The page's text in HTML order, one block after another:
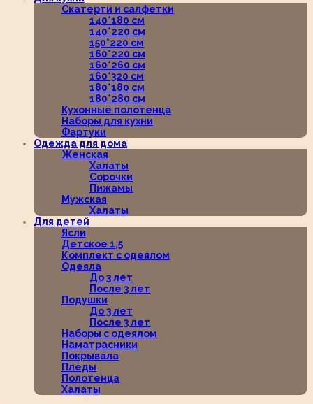
Скатерти и салфетки
140*180 см
140*220 см
150*220 см
160*220 см
160*260 см
160*320 см
180*180 см
180*280 см
Кухонные полотенца
Наборы для кухни
Фартуки
Одежда для дома
Женская
Халаты
Сорочки
Пижамы
Мужская
Халаты
Для детей
Ясли
Детское 1,5
Комплект с одеялом
Одеяла
До 3 лет
После 3 лет
Подушки
До 3 лет
После 3 лет
Наборы с одеялом
Наматрасники
Покрывала
Пледы
Полотенца
Халаты